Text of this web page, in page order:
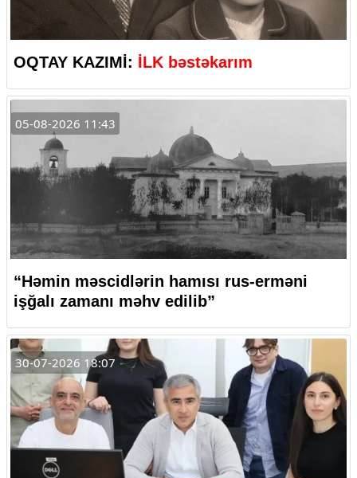
OQTAY KAZIMİ: İLK bəstəkarım
05-08-2026 11:43
“Həmin məscidlərin hamısı rus-erməni
işğalı zamanı məhv edilib”
30-07-2026 18:07